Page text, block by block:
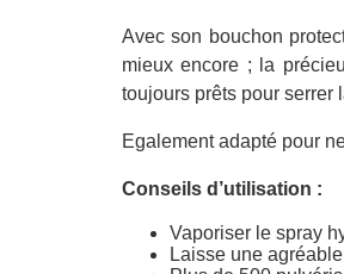
Avec son bouchon
mieux encore ; la
toujours prêts pour
Egalement adapté pour
Conseils d’utilisation :
Vaporiser le spray
Laisse une